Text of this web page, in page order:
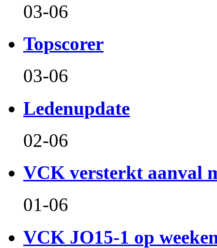
03-06
Topscorer
03-06
Ledenupdate
02-06
VCK versterkt aanval
01-06
VCK JO15-1 op